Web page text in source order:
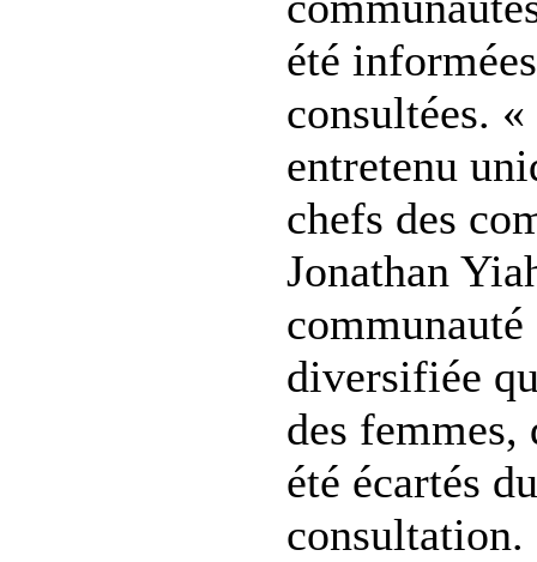
été
consultées.
entretenu
chefs des
Jonathan
diversifiée
des femmes,
été écartés
consultation.